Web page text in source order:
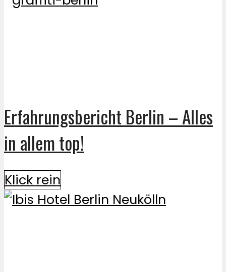
Erfahrungsbericht Berlin – Alles
in allem top!
Klick rein